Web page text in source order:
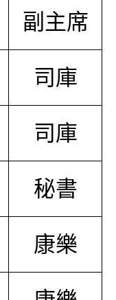
副主席
司庫
司庫
秘書
康樂